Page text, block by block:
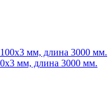
мм, длина 3000 мм.